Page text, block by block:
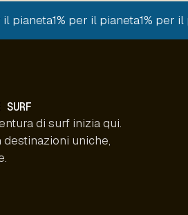
il pianeta1% per il pianeta1% per
SURF
di surf inizia qui.
uniche,